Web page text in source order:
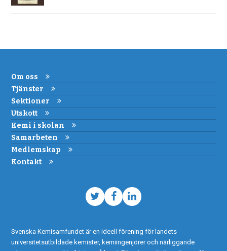
Om oss
Tjänster
Sektioner
Utskott
Kemi i skolan
Samarbeten
Medlemskap
Kontakt
TwitterFacebook
LinkedIn
Svenska Kemisamfundet är en ideell förening för landets
universitetsutbildade kemister, kemiingenjörer och närliggande